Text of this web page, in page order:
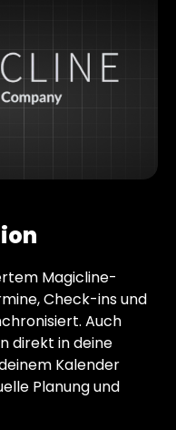
Magicline-
Check-ins und
Auch
direkt in deine
Kalender
Planung und